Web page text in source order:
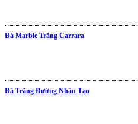
Đá Marble Trắng Carrara
Đá Trắng Đường Nhân Tạo